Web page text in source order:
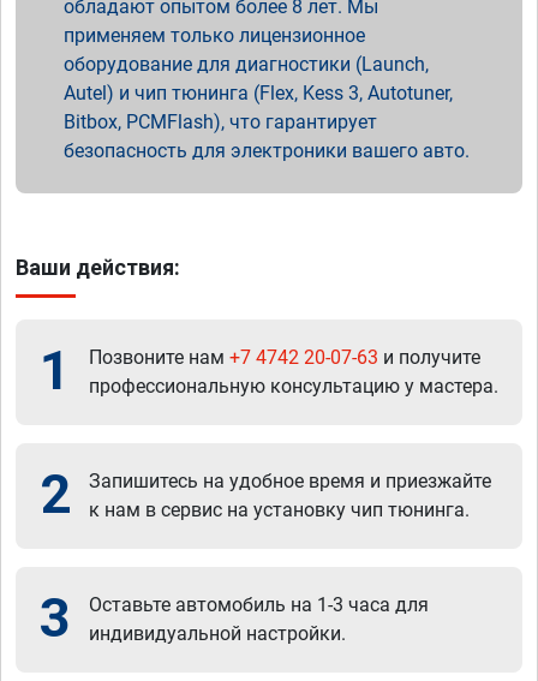
обладают опытом более 8 лет. Мы
применяем только лицензионное
оборудование для диагностики (Launch,
Autel) и чип тюнинга (Flex, Kess 3, Autotuner,
Bitbox, PCMFlash), что гарантирует
безопасность для электроники вашего авто.
Ваши действия:
1 Позвоните нам +7 4742 20-07-63 и получите
профессиональную консультацию у мастера.
2
Запишитесь на удобное время и приезжайте
к нам в сервис на установку чип тюнинга.
3
Оставьте автомобиль на 1-3 часа для
индивидуальной настройки.